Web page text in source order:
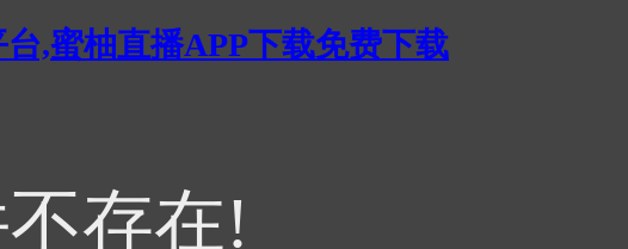
,蜜柚直播APP下载免费下载
不存在!